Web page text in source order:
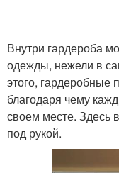
Внутри гардероба
одежды, нежели в
этого, гардеробные
благодаря чему
своем месте. Здесь
под рукой.